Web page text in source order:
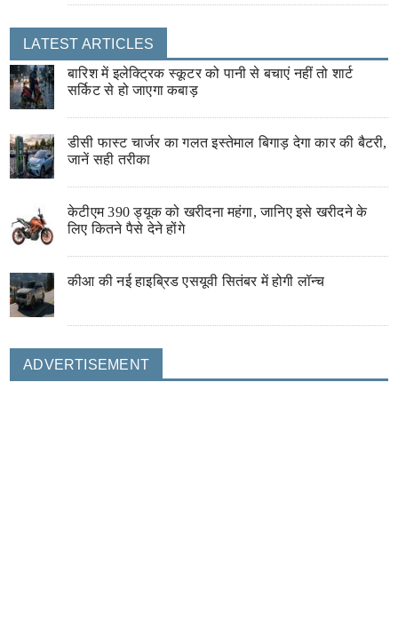
LATEST ARTICLES
बारिश में इलेक्ट्रिक स्कूटर को पानी से बचाएं नहीं तो शार्ट
सर्किट से हो जाएगा कबाड़
डीसी फास्ट चार्जर का गलत इस्तेमाल बिगाड़ देगा कार की बैटरी,
जानें सही तरीका
केटीएम 390 ड्यूक को खरीदना महंगा, जानिए इसे खरीदने के
लिए कितने पैसे देने होंगे
कीआ की नई हाइब्रिड एसयूवी सितंबर में होगी लॉन्च
ADVERTISEMENT